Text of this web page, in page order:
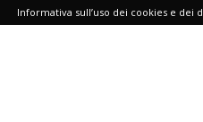
Informativa sull’uso dei cookies e dei